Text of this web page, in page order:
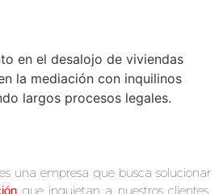
es una empresa que busca solucionar
que inquietan a nuestros clientes,